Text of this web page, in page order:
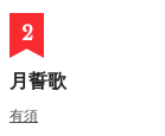
2
月誓歌
有須